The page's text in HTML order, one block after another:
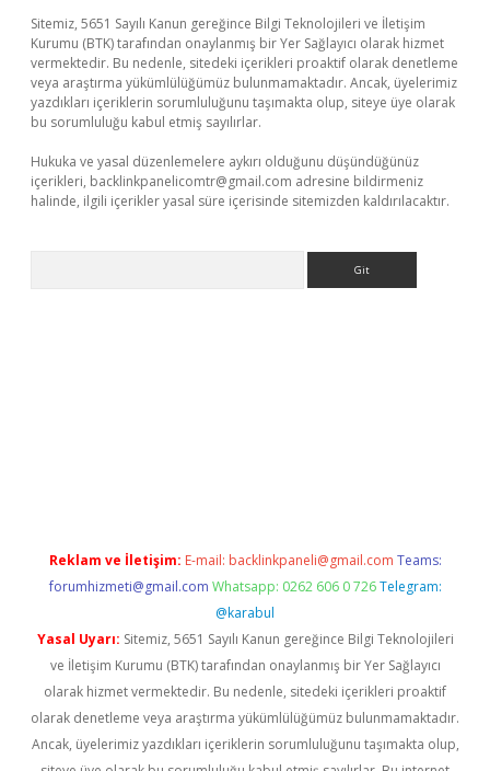
Sitemiz, 5651 Sayılı Kanun gereğince Bilgi Teknolojileri ve İletişim
Kurumu (BTK) tarafından onaylanmış bir Yer Sağlayıcı olarak hizmet
vermektedir. Bu nedenle, sitedeki içerikleri proaktif olarak denetleme
veya araştırma yükümlülüğümüz bulunmamaktadır. Ancak, üyelerimiz
yazdıkları içeriklerin sorumluluğunu taşımakta olup, siteye üye olarak
bu sorumluluğu kabul etmiş sayılırlar.
Hukuka ve yasal düzenlemelere aykırı olduğunu düşündüğünüz
içerikleri, backlinkpanelicomtr@gmail.com adresine bildirmeniz
halinde, ilgili içerikler yasal süre içerisinde sitemizden kaldırılacaktır.
Reklam ve İletişim: E-mail: backlinkpaneli@gmail.com Teams:
forumhizmeti@gmail.com Whatsapp: 0262 606 0 726 Telegram:
@karabul
Yasal Uyarı: Sitemiz, 5651 Sayılı Kanun gereğince Bilgi Teknolojileri
ve İletişim Kurumu (BTK) tarafından onaylanmış bir Yer Sağlayıcı
olarak hizmet vermektedir. Bu nedenle, sitedeki içerikleri proaktif
olarak denetleme veya araştırma yükümlülüğümüz bulunmamaktadır.
Ancak, üyelerimiz yazdıkları içeriklerin sorumluluğunu taşımakta olup,